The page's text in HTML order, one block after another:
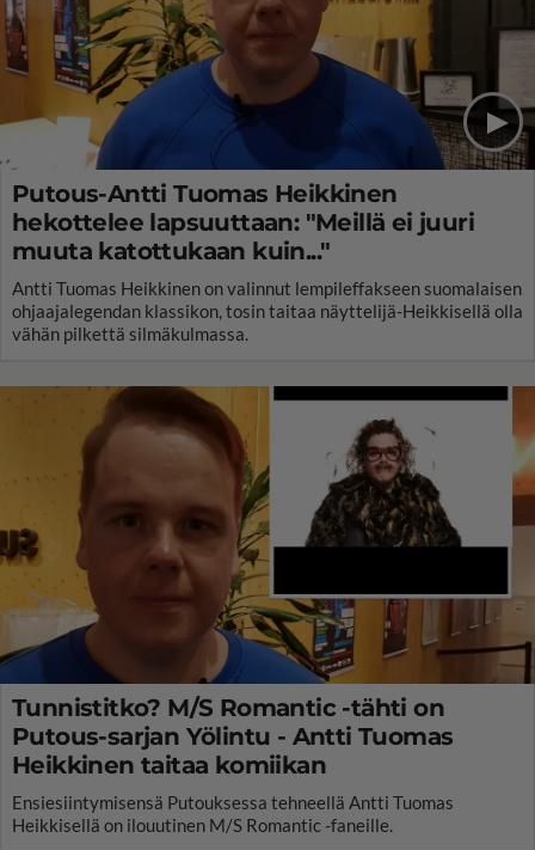
Putous-Antti Tuomas Heikkinen
hekottelee lapsuuttaan: "Meillä ei juuri
muuta katottukaan kuin..."
Antti Tuomas Heikkinen on valinnut lempileffakseen suomalaisen
ohjaajalegendan klassikon, tosin taitaa näyttelijä-Heikkisellä olla
vähän pilkettä silmäkulmassa.
Tunnistitko? M/S Romantic -tähti on
Putous-sarjan Yölintu - Antti Tuomas
Heikkinen taitaa komiikan
Ensiesiintymisensä Putouksessa tehneellä Antti Tuomas
Heikkisellä on ilouutinen M/S Romantic -faneille.